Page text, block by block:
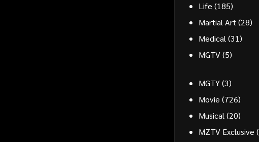
Life (185)
Martial Art(28)
Medical(31)
MGTV(5)
MGTY(3)
Movie (726)
Musical(20)
MZTV Exclusive